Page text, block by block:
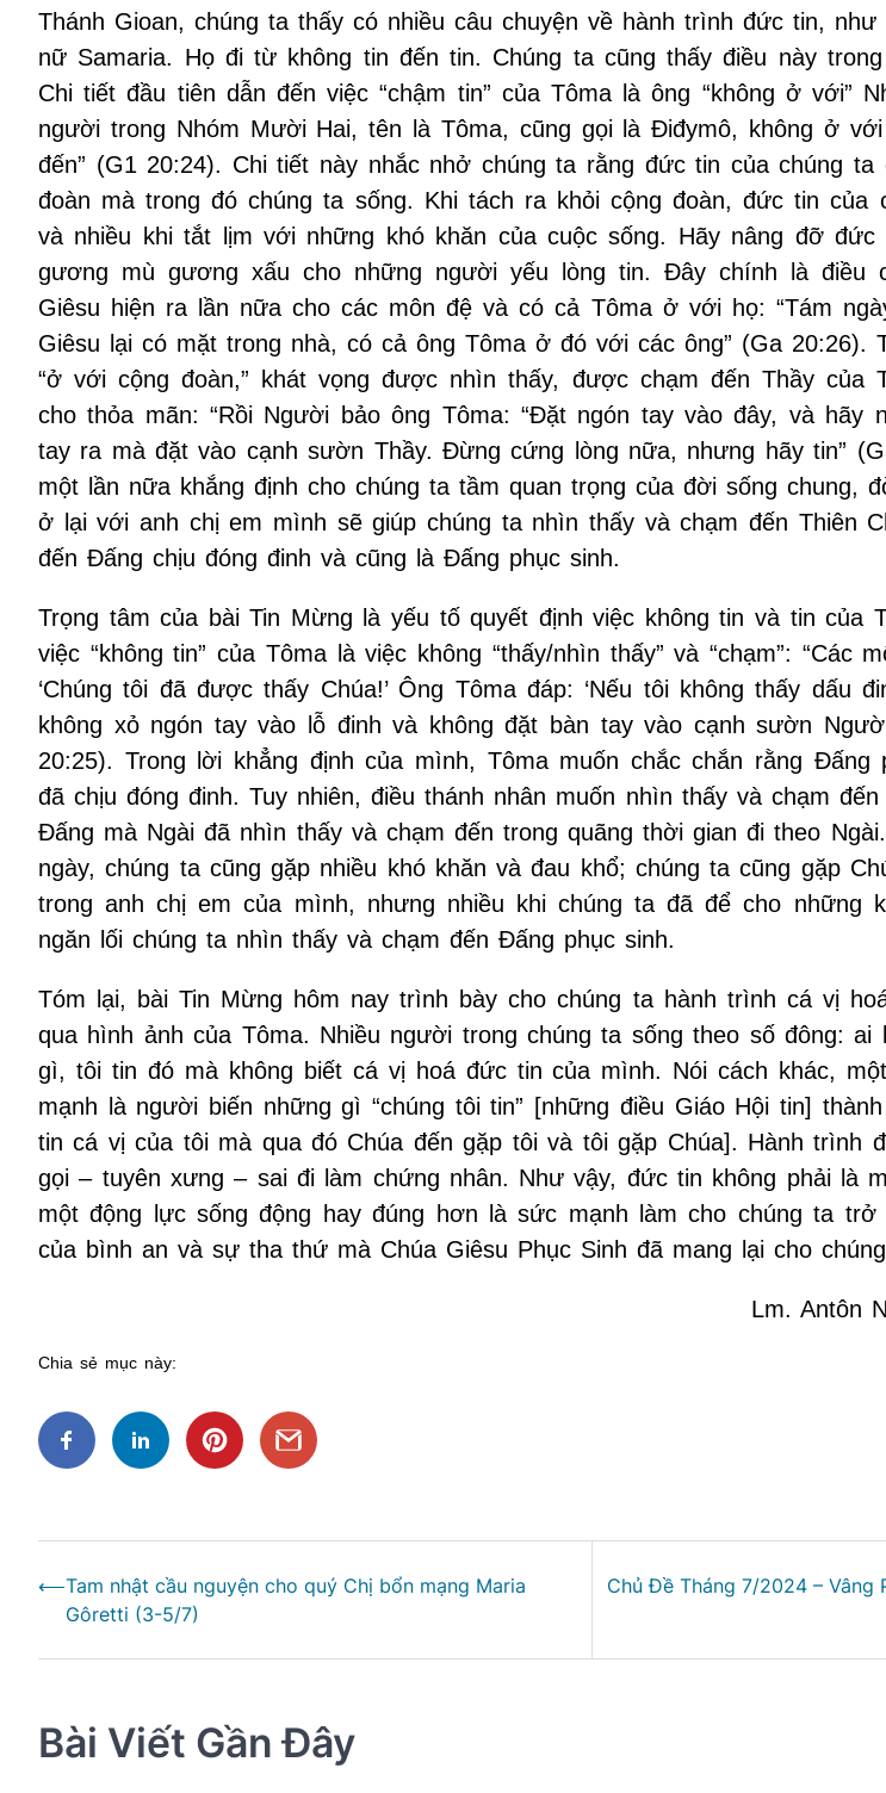
Thánh Gioan, chúng ta thấy có nhiều câu chuyện về hành trình đức tin, như
nữ Samaria. Họ đi từ không tin đến tin. Chúng ta cũng thấy điều này
Chi tiết đầu tiên dẫn đến việc “chậm tin” của Tôma là ông “không ở với”
người trong Nhóm Mười Hai, tên là Tôma, cũng gọi là Điđymô, không ở
đến” (G1 20:24). Chi tiết này nhắc nhở chúng ta rằng đức tin của chúng
đoàn mà trong đó chúng ta sống. Khi tách ra khỏi cộng đoàn, đức tin của
và nhiều khi tắt lịm với những khó khăn của cuộc sống. Hãy nâng đỡ đức
gương mù gương xấu cho những người yếu lòng tin. Đây chính là điều
Giêsu hiện ra lần nữa cho các môn đệ và có cả Tôma ở với họ: “Tám
Giêsu lại có mặt trong nhà, có cả ông Tôma ở đó với các ông” (Ga 20:26).
“ở với cộng đoàn,” khát vọng được nhìn thấy, được chạm đến Thầy của
cho thỏa mãn: “Rồi Người bảo ông Tôma: “Đặt ngón tay vào đây, và hãy
tay ra mà đặt vào cạnh sườn Thầy. Đừng cứng lòng nữa, nhưng hãy tin”
một lần nữa khắng định cho chúng ta tầm quan trọng của đời sống chung,
ở lại với anh chị em mình sẽ giúp chúng ta nhìn thấy và chạm đến Thiên
đến Đấng chịu đóng đinh và cũng là Đấng phục sinh.
Trọng tâm của bài Tin Mừng là yếu tố quyết định việc không tin và tin của
việc “không tin” của Tôma là việc không “thấy/nhìn thấy” và “chạm”: “Các
‘Chúng tôi đã được thấy Chúa!’ Ông Tôma đáp: ‘Nếu tôi không thấy dấu
không xỏ ngón tay vào lỗ đinh và không đặt bàn tay vào cạnh sườn
20:25). Trong lời khẳng định của mình, Tôma muốn chắc chắn rằng Đấng
đã chịu đóng đinh. Tuy nhiên, điều thánh nhân muốn nhìn thấy và chạm
Đấng mà Ngài đã nhìn thấy và chạm đến trong quãng thời gian đi theo
ngày, chúng ta cũng gặp nhiều khó khăn và đau khổ; chúng ta cũng gặp
trong anh chị em của mình, nhưng nhiều khi chúng ta đã để cho những
ngăn lối chúng ta nhìn thấy và chạm đến Đấng phục sinh.
Tóm lại, bài Tin Mừng hôm nay trình bày cho chúng ta hành trình cá vị
qua hình ảnh của Tôma. Nhiều người trong chúng ta sống theo số đông:
gì, tôi tin đó mà không biết cá vị hoá đức tin của mình. Nói cách khác,
mạnh là người biến những gì “chúng tôi tin” [những điều Giáo Hội tin]
tin cá vị của tôi mà qua đó Chúa đến gặp tôi và tôi gặp Chúa]. Hành trình
gọi – tuyên xưng – sai đi làm chứng nhân. Như vậy, đức tin không phải là
một động lực sống động hay đúng hơn là sức mạnh làm cho chúng ta trở
của bình an và sự tha thứ mà Chúa Giêsu Phục Sinh đã mang lại cho
Lm. Antôn
Chia sẻ mục này:
hướng
viết
⟵Tam nhật cầu nguyện cho quý Chị bổn mạng Maria
Gôretti (3-5/7)
Chủ Đề Tháng 7/2024 – Vâng
Bài Viết Gần Đây